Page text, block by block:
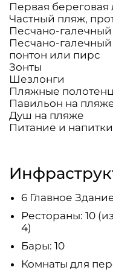
Первая береговая
Частный пляж,
Песчано-
Песчано-галечный
понтон или пирс
Зонты
Шезлонги
Пляжные
Павильон на
Душ на пляже
Питание и
6 Главное
Рестораны: 10
4)
Бары: 10
Комнаты для